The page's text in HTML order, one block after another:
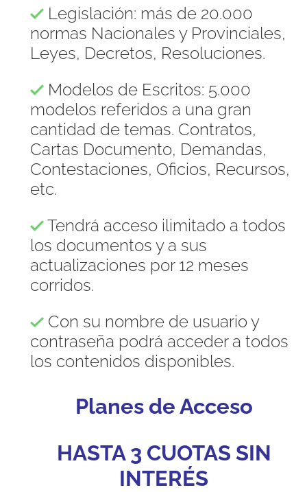
Legislación: más de 20.000
normas Nacionales y Provinciales,
Leyes, Decretos, Resoluciones.
Modelos de Escritos: 5.000
modelos referidos a una gran
cantidad de temas. Contratos,
Cartas Documento, Demandas,
Contestaciones, Oficios, Recursos,
etc.
Tendrá acceso ilimitado a todos
los documentos y a sus
actualizaciones por 12 meses
corridos.
Con su nombre de usuario y
contraseña podrá acceder a todos
los contenidos disponibles.
Planes de Acceso
HASTA 3 CUOTAS SIN
INTERÉS